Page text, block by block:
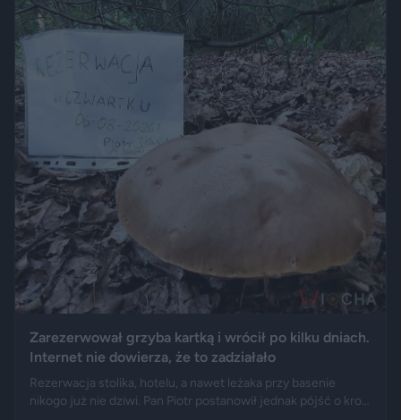
Zarezerwował grzyba kartką i wrócił po kilku dniach.
Internet nie dowierza, że to zadziałało
Rezerwacja stolika, hotelu, a nawet leżaka przy basenie
nikogo już nie dziwi. Pan Piotr postanowił jednak pójść o krok